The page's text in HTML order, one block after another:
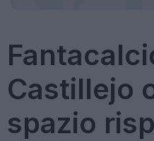
Castillejo
spazio